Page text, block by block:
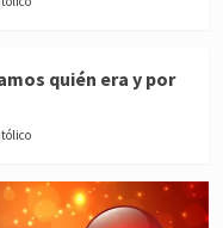
quién era y por